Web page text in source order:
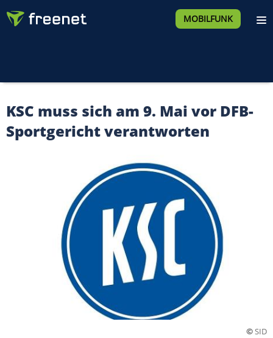
MOBILFUNK
KSC muss sich am 9. Mai vor DFB-
Sportgericht verantworten
©SID